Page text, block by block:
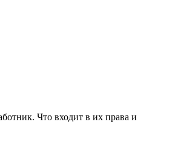
Что входит в их права и